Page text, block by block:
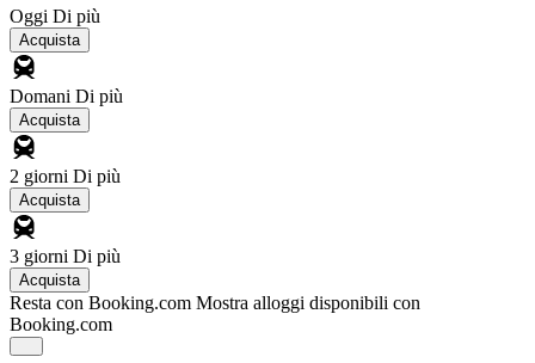
Oggi Di più
Acquista
Domani Di più
Acquista
2 giorni Di più
Acquista
3 giorni Di più
Acquista
Resta con Booking.com Mostra alloggi disponibili con
Booking.com